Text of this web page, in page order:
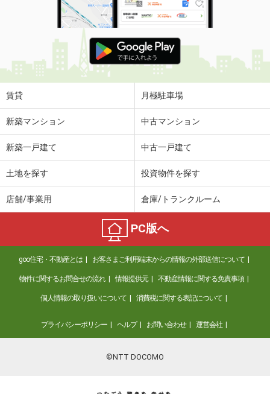
賃貸 月極駐車場
新築マンション 中古マンション
新築一戸建て 中古一戸建て
土地を探す 投資物件を探す
店舗/事業用 倉庫/トランクルーム
PC版へ
goo住宅・不動産とは お客さまご利用端末からの情報の外部送信について
物件に関するお問合せの流れ 情報提供元 不動産情報に関する免責事項
個人情報の取り扱いについて 消費税に関する表記について
プライバシーポリシー ヘルプ お問い合わせ 運営会社
©NTT DOCOMO